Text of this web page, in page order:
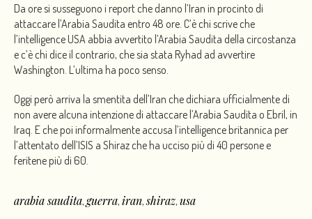
Da ore si susseguono i report che danno l’Iran in procinto di
attaccare l’Arabia Saudita entro 48 ore. C’è chi scrive che
l’intelligence USA abbia avvertito l’Arabia Saudita della circostanza
e c’è chi dice il contrario, che sia stata Ryhad ad avvertire
Washington. L’ultima ha poco senso.
Oggi però arriva la smentita dell’Iran che dichiara ufficialmente di
non avere alcuna intenzione di attaccare l’Arabia Saudita o Ebril, in
Iraq. E che poi informalmente accusa l’intelligence britannica per
l’attentato dell’ISIS a Shiraz che ha ucciso più di 40 persone e
feritene più di 60.
arabia saudita, guerra, iran,shiraz, usa